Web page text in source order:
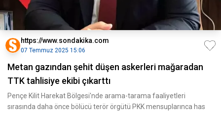
https://www.sondakika.com
07 Temmuz 2025 15:06
Metan gazından şehit düşen askerleri mağaradan
TTK tahlisiye ekibi çıkarttı
Pençe Kilit Harekat Bölgesi'nde arama-tarama faaliyetleri
sırasında daha önce bölücü terör örgütü PKK mensuplarınca has